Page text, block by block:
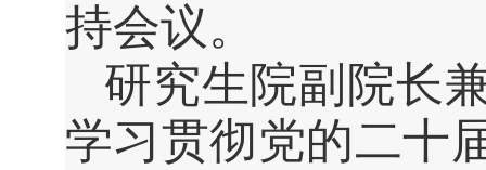
持会议。
研究生院副院长
学习贯彻党的二十